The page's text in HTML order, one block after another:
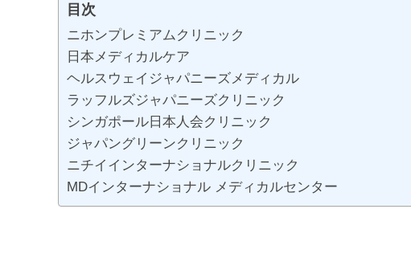
目次
ニホンプレミアムクリニック
日本メディカルケア
ヘルスウェイジャパニーズメディカル
ラッフルズジャパニーズクリニック
シンガポール日本人会クリニック
ジャパングリーンクリニック
ニチイインターナショナルクリニック
MDインターナショナル メディカルセンター